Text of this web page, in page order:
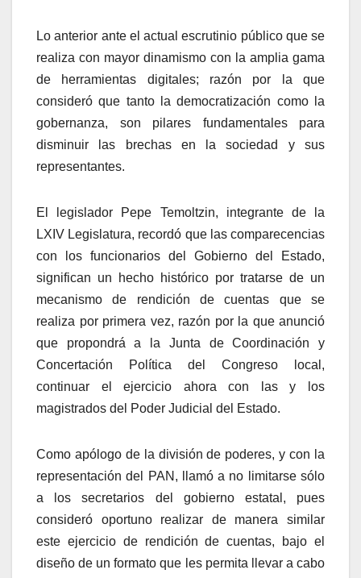
Lo anterior ante el actual escrutinio público que se
realiza con mayor dinamismo con la amplia gama
de herramientas digitales; razón por la que
consideró que tanto la democratización como la
gobernanza, son pilares fundamentales para
disminuir las brechas en la sociedad y sus
representantes.
El legislador Pepe Temoltzin, integrante de la
LXIV Legislatura, recordó que las comparecencias
con los funcionarios del Gobierno del Estado,
significan un hecho histórico por tratarse de un
mecanismo de rendición de cuentas que se
realiza por primera vez, razón por la que anunció
que propondrá a la Junta de Coordinación y
Concertación Política del Congreso local,
continuar el ejercicio ahora con las y los
magistrados del Poder Judicial del Estado.
Como apólogo de la división de poderes, y con la
representación del PAN, llamó a no limitarse sólo
a los secretarios del gobierno estatal, pues
consideró oportuno realizar de manera similar
este ejercicio de rendición de cuentas, bajo el
diseño de un formato que les permita llevar a cabo